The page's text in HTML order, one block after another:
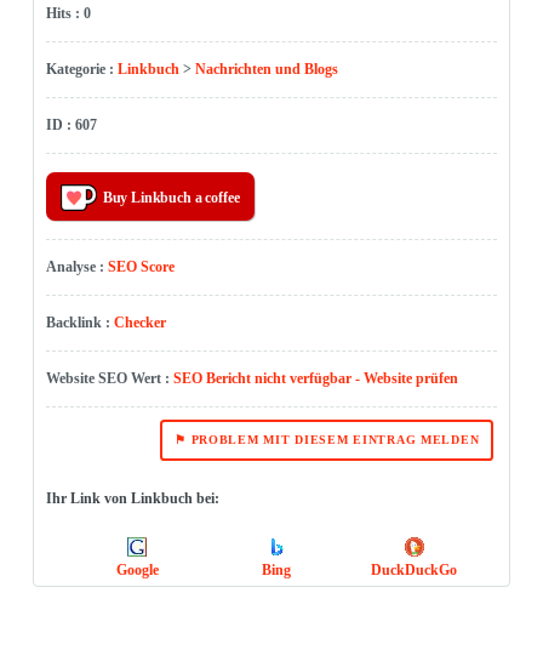
Hits : 0
Kategorie : Linkbuch> Nachrichten und Blogs
ID : 607
Buy Linkbuch a coffee
Analyse : SEO Score
Backlink : Checker
Website SEO Wert : SEO Bericht nicht verfügbar - Website prüfen
⚑ PROBLEM MIT DIESEM EINTRAG MELDEN
Ihr Link von Linkbuch bei:
Google Bing DuckDuckGo